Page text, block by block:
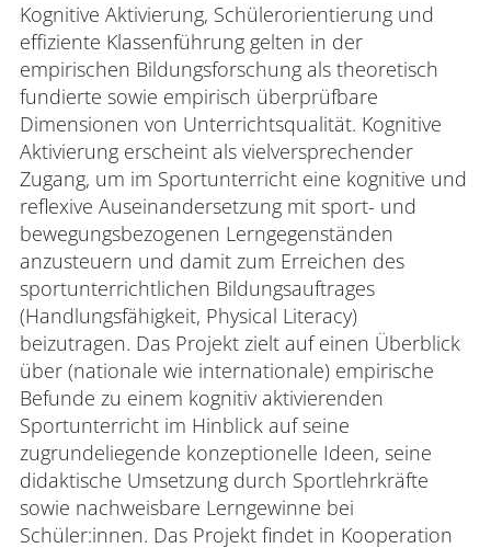
Kognitive Aktivierung, Schülerorientierung und
effiziente Klassenführung gelten in der
empirischen Bildungsforschung als theoretisch
fundierte sowie empirisch überprüfbare
Dimensionen von Unterrichtsqualität. Kognitive
Aktivierung erscheint als vielversprechender
Zugang, um im Sportunterricht eine kognitive und
reflexive Auseinandersetzung mit sport- und
bewegungsbezogenen Lerngegenständen
anzusteuern und damit zum Erreichen des
sportunterrichtlichen Bildungsauftrages
(Handlungsfähigkeit, Physical Literacy)
beizutragen. Das Projekt zielt auf einen Überblick
über (nationale wie internationale) empirische
Befunde zu einem kognitiv aktivierenden
Sportunterricht im Hinblick auf seine
zugrundeliegende konzeptionelle Ideen, seine
didaktische Umsetzung durch Sportlehrkräfte
sowie nachweisbare Lerngewinne bei
Schüler:innen. Das Projekt findet in Kooperation